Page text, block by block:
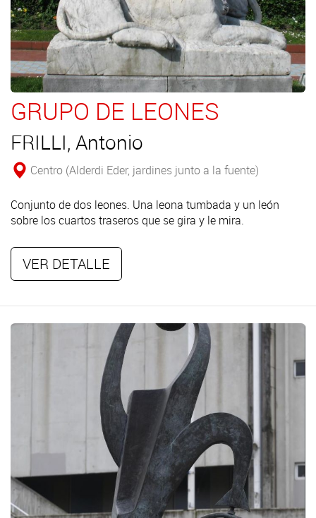
GRUPO DE LEONES
FRILLI, Antonio
Centro (Alderdi Eder, jardines junto a la fuente)
Conjunto de dos leones. Una leona tumbada y un león
sobre los cuartos traseros que se gira y le mira.
VER DETALLE